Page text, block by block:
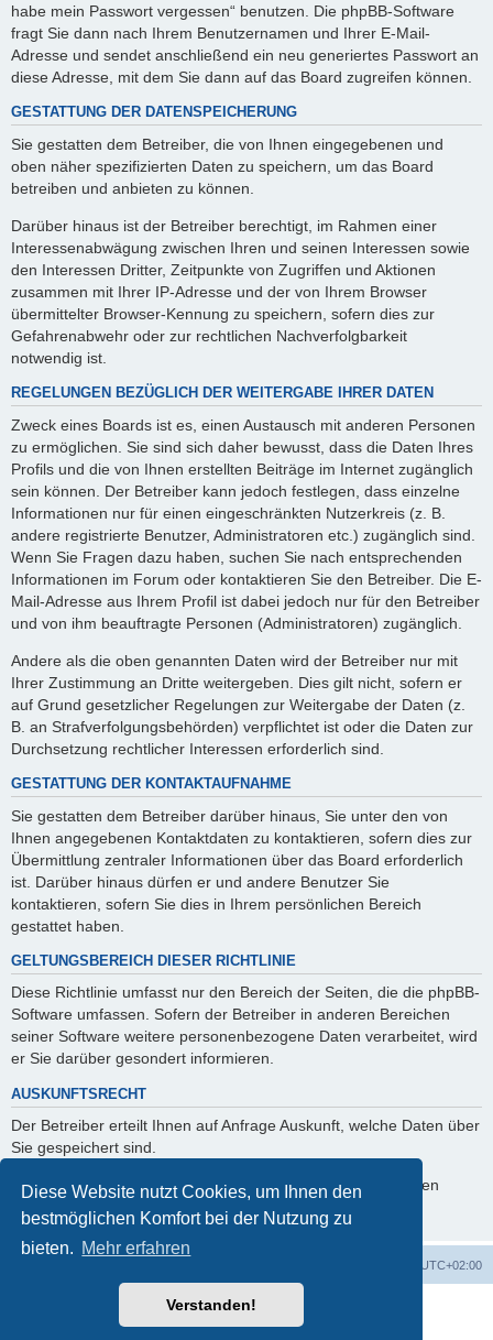
Diese Website nutzt Cookies, um Ihnen den
bestmöglichen Komfort bei der Nutzung zu
bieten. Mehr erfahren
Verstanden!
habe mein Passwort vergessen“ benutzen. Die phpBB-Software
fragt Sie dann nach Ihrem Benutzernamen und Ihrer E-Mail-
Adresse und sendet anschließend ein neu generiertes Passwort an
diese Adresse, mit dem Sie dann auf das Board zugreifen können.
GESTATTUNG DER DATENSPEICHERUNG
Sie gestatten dem Betreiber, die von Ihnen eingegebenen und
oben näher spezifizierten Daten zu speichern, um das Board
betreiben und anbieten zu können.
Darüber hinaus ist der Betreiber berechtigt, im Rahmen einer
Interessenabwägung zwischen Ihren und seinen Interessen sowie
den Interessen Dritter, Zeitpunkte von Zugriffen und Aktionen
zusammen mit Ihrer IP-Adresse und der von Ihrem Browser
übermittelter Browser-Kennung zu speichern, sofern dies zur
Gefahrenabwehr oder zur rechtlichen Nachverfolgbarkeit
notwendig ist.
REGELUNGEN BEZÜGLICH DER WEITERGABE IHRER DATEN
Zweck eines Boards ist es, einen Austausch mit anderen Personen
zu ermöglichen. Sie sind sich daher bewusst, dass die Daten Ihres
Profils und die von Ihnen erstellten Beiträge im Internet zugänglich
sein können. Der Betreiber kann jedoch festlegen, dass einzelne
Informationen nur für einen eingeschränkten Nutzerkreis (z. B.
andere registrierte Benutzer, Administratoren etc.) zugänglich sind.
Wenn Sie Fragen dazu haben, suchen Sie nach entsprechenden
Informationen im Forum oder kontaktieren Sie den Betreiber. Die E-
Mail-Adresse aus Ihrem Profil ist dabei jedoch nur für den Betreiber
und von ihm beauftragte Personen (Administratoren) zugänglich.
Andere als die oben genannten Daten wird der Betreiber nur mit
Ihrer Zustimmung an Dritte weitergeben. Dies gilt nicht, sofern er
auf Grund gesetzlicher Regelungen zur Weitergabe der Daten (z.
B. an Strafverfolgungsbehörden) verpflichtet ist oder die Daten zur
Durchsetzung rechtlicher Interessen erforderlich sind.
GESTATTUNG DER KONTAKTAUFNAHME
Sie gestatten dem Betreiber darüber hinaus, Sie unter den von
Ihnen angegebenen Kontaktdaten zu kontaktieren, sofern dies zur
Übermittlung zentraler Informationen über das Board erforderlich
ist. Darüber hinaus dürfen er und andere Benutzer Sie
kontaktieren, sofern Sie dies in Ihrem persönlichen Bereich
gestattet haben.
GELTUNGSBEREICH DIESER RICHTLINIE
Diese Richtlinie umfasst nur den Bereich der Seiten, die die phpBB-
Software umfassen. Sofern der Betreiber in anderen Bereichen
seiner Software weitere personenbezogene Daten verarbeitet, wird
er Sie darüber gesondert informieren.
AUSKUNFTSRECHT
Der Betreiber erteilt Ihnen auf Anfrage Auskunft, welche Daten über
Sie gespeichert sind.
Sie können jederzeit die Löschung bzw. Sperrung Ihrer Daten
verlangen. Kontaktieren Sie hierzu bitte den Betreiber.
UTC+02:00
Powered byphpBB® Forum Software © phpBB Limited
phpBB.de